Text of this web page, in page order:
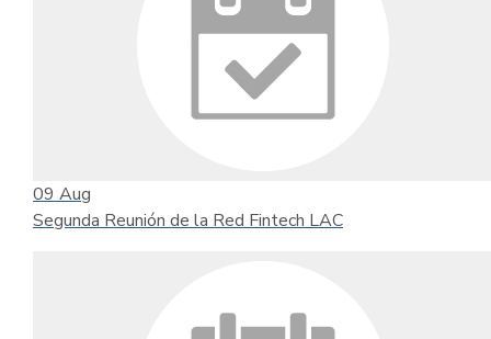
09 Aug
Segunda Reunión de la Red Fintech LAC